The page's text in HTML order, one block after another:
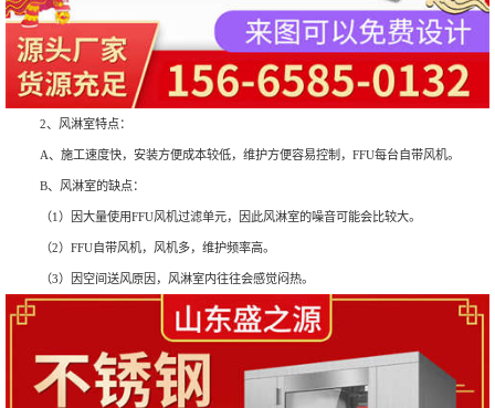
2、风淋室特点：
A、施工速度快，安装方便成本较低，维护方便容易控制，FFU每台自带风机。
B、风淋室的缺点：
（1）因大量使用FFU风机过滤单元，因此风淋室的噪音可能会比较大。
（2）FFU自带风机，风机多，维护频率高。
（3）因空间送风原因，风淋室内往往会感觉闷热。